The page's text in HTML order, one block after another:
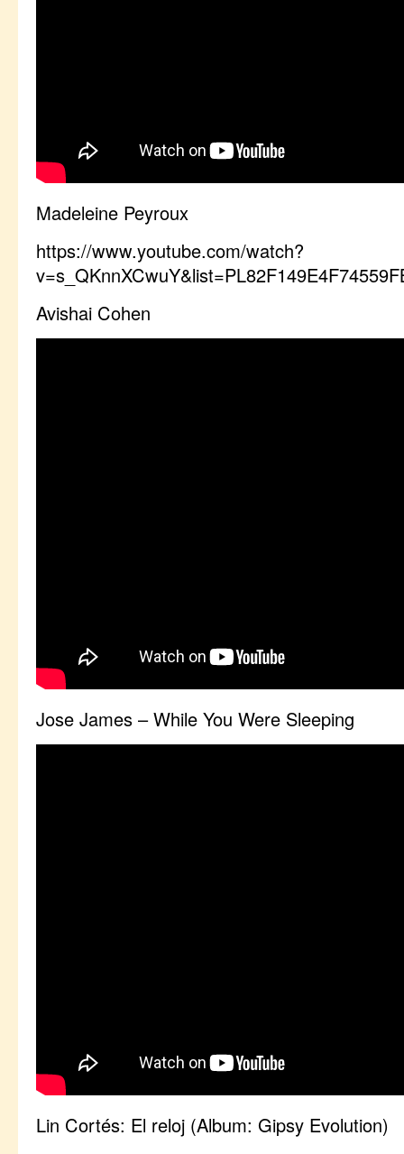
Madeleine Peyroux
https://www.youtube.com/watch?
Avishai Cohen
Jose James – While You Were Sleeping
Lin Cortés: El reloj (Album: Gipsy Evolution)